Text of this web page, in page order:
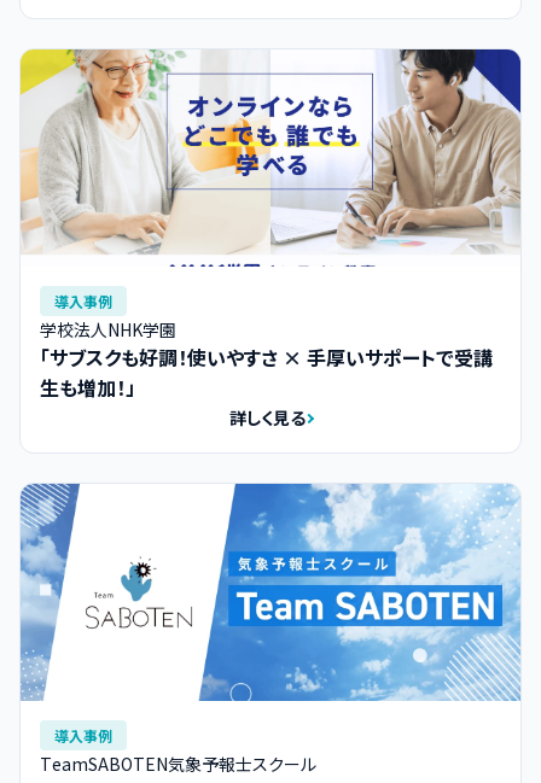
導入事例
学校法人NHK学園
「サブスクも好調！使いやすさ × 手厚いサポートで受講
生も増加！」
詳しく見る
導入事例
TeamSABOTEN気象予報士スクール